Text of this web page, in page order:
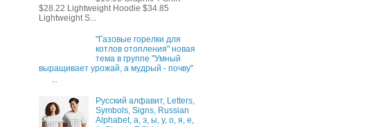
$28.22 Lightweight Hoodie $34.85
Lightweight S...
"Газовые горелки для
котлов отопления" новая
тема в группе "Умный
выращивает урожай, а мудрый - почву"
...
Русский алфавит, Letters,
Symbols, Signs, Russian
Alphabet, а, э, ы, у, о, я, е,